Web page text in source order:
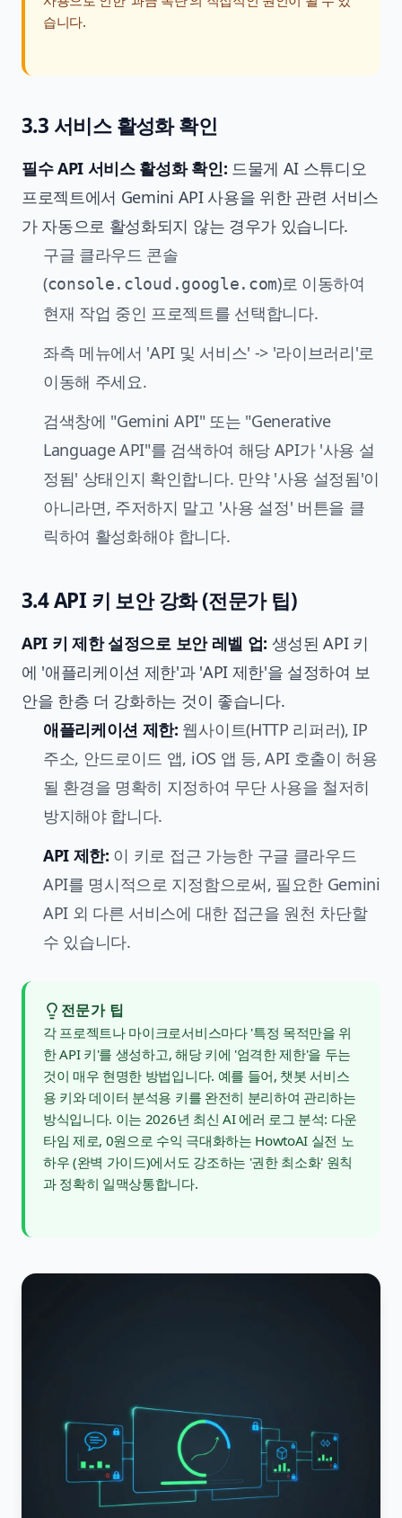
습니다.
3.3 서비스 활성화 확인
필수 API 서비스 활성화 확인: 드물게 AI 스튜디오
프로젝트에서 Gemini API 사용을 위한 관련 서비스
가 자동으로 활성화되지 않는 경우가 있습니다.
구글 클라우드 콘솔
(console.cloud.google.com)로 이동하여
현재 작업 중인 프로젝트를 선택합니다.
좌측 메뉴에서 'API 및 서비스' -> '라이브러리'로
이동해 주세요.
검색창에 "Gemini API" 또는 "Generative
Language API"를 검색하여 해당 API가 '사용 설
정됨' 상태인지 확인합니다. 만약 '사용 설정됨'이
아니라면, 주저하지 말고 '사용 설정' 버튼을 클
릭하여 활성화해야 합니다.
3.4 API 키 보안 강화 (전문가 팁)
API 키 제한 설정으로 보안 레벨 업: 생성된 API 키
에 '애플리케이션 제한'과 'API 제한'을 설정하여 보
안을 한층 더 강화하는 것이 좋습니다.
애플리케이션 제한: 웹사이트(HTTP 리퍼러), IP
주소, 안드로이드 앱, iOS 앱 등, API 호출이 허용
될 환경을 명확히 지정하여 무단 사용을 철저히
방지해야 합니다.
API 제한: 이 키로 접근 가능한 구글 클라우드
API를 명시적으로 지정함으로써, 필요한 Gemini
API 외 다른 서비스에 대한 접근을 원천 차단할
수 있습니다.
전문가 팁
각 프로젝트나 마이크로서비스마다 '특정 목적만을 위
한 API 키'를 생성하고, 해당 키에 '엄격한 제한'을 두는
것이 매우 현명한 방법입니다. 예를 들어, 챗봇 서비스
용 키와 데이터 분석용 키를 완전히 분리하여 관리하는
방식입니다. 이는 2026년 최신 AI 에러 로그 분석: 다운
타임 제로, 0원으로 수익 극대화하는 HowtoAI 실전 노
하우 (완벽 가이드)에서도 강조하는 '권한 최소화' 원칙
과 정확히 일맥상통합니다.